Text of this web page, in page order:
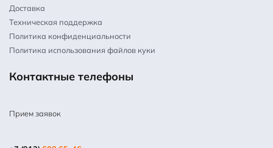
Доставка
Техническая поддержка
Политика конфиденциальности
Политика использования файлов куки
Контактные телефоны
Прием заявок